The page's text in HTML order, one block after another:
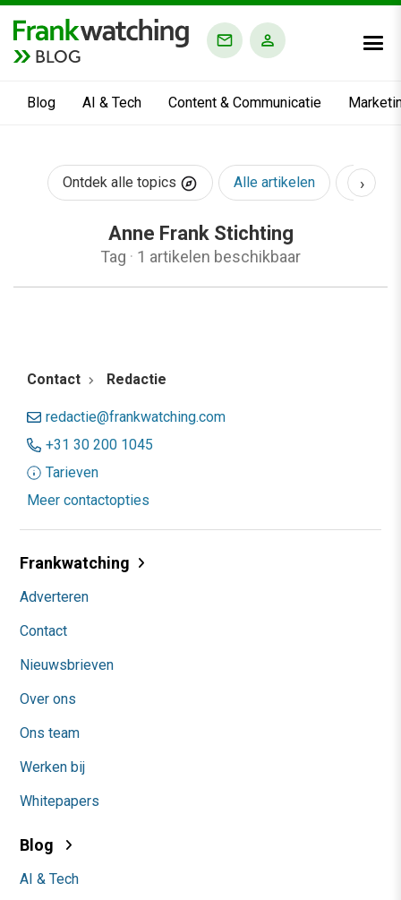
BLOG
Blog AI & Tech Content & Communicatie
Ontdek alle topics Alle artikelen AI &
›
Anne Frank Stichting
Tag · 1 artikelen beschikbaar
Contact Redactie
redactie@frankwatching.com
+31 30 200 1045
Tarieven
Meer contactopties
Frankwatching
Adverteren
Contact
Nieuwsbrieven
Over ons
Ons team
Werken bij
Whitepapers
Blog
AI & Tech